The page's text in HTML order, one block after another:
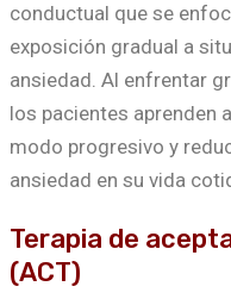
conductual que se
exposición gradual a
ansiedad. Al enfrentar
los pacientes aprenden
modo progresivo y
ansiedad en su vida
Terapia de
(ACT)